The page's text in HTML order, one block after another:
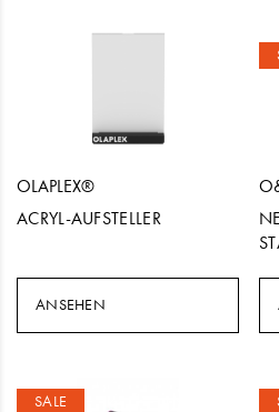
OLAPLEX®
ACRYL-AUFSTELLER
ANSEHEN
SALE